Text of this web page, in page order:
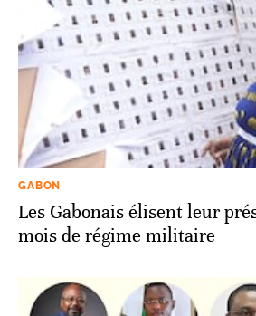
GABON
Les Gabonais élisent leur
mois de régime militaire